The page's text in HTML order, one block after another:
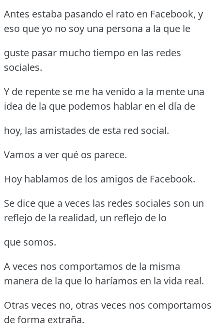
Antes estaba pasando el rato en Facebook, y
eso que yo no soy una persona a la que le
guste pasar mucho tiempo en las redes
sociales.
Y de repente se me ha venido a la mente una
idea de la que podemos hablar en el día de
hoy, las amistades de esta red social.
Vamos a ver qué os parece.
Hoy hablamos de los amigos de Facebook.
Se dice que a veces las redes sociales son un
reflejo de la realidad, un reflejo de lo
que somos.
A veces nos comportamos de la misma
manera de la que lo haríamos en la vida real.
Otras veces no, otras veces nos comportamos
de forma extraña.